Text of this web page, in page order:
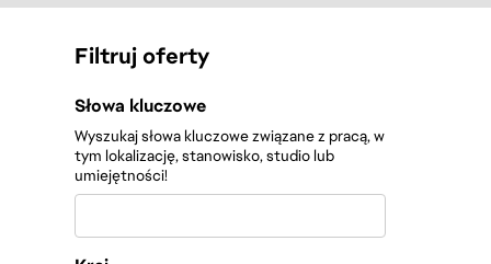
Filtruj oferty
Filtruj oferty
Słowa kluczowe
Wyszukaj słowa kluczowe związane z pracą, w
tym lokalizację, stanowisko, studio lub
umiejętności!